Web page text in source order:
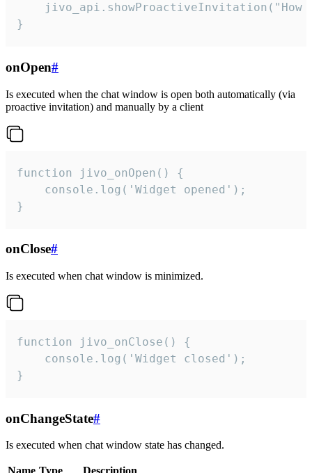
jivo_api.showProactiveInvitation("How
}
onOpen#
Is executed when the chat window is open both automatically (via
proactive invitation) and manually by a client
function jivo_onOpen() {
    console.log('Widget opened');
}
onClose#
Is executed when chat window is minimized.
function jivo_onClose() {
    console.log('Widget closed');
}
onChangeState#
Is executed when chat window state has changed.